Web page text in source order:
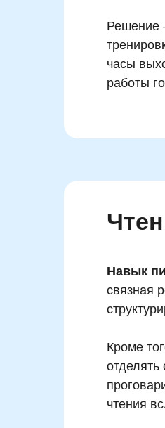
Решение
часы
работы
Навык
связная
Кроме
чтения